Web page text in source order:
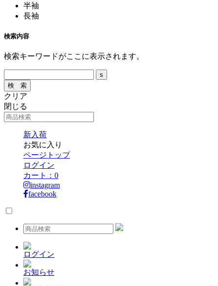
半袖
長袖
検索内容
検索キーワードがここに表示されます。
クリア
閉じる
新入荷
お気に入り
ページトップ
ログイン
カート： 0
instagram
facebook
ログイン
お知らせ